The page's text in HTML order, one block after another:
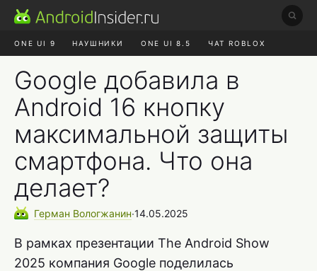
ONE UI 9 НАУШНИКИ ONE UI 8.5 ЧАТ ROBLOX
ЯНДЕКС ПЛЮС
Google добавила в
Android 16 кнопку
максимальной защиты
смартфона. Что она
делает?
Герман Вологжанин∙14.05.2025
В рамках презентации The Android Show
2025 компания Google поделилась